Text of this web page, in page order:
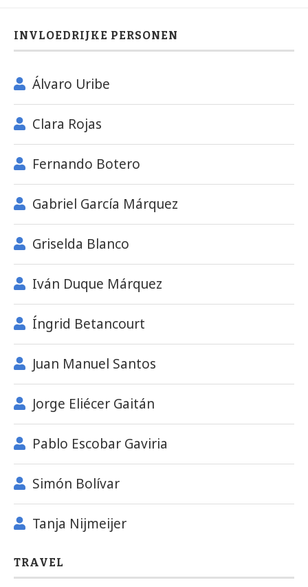
INVLOEDRIJKE PERSONEN
Álvaro Uribe
Clara Rojas
Fernando Botero
Gabriel García Márquez
Griselda Blanco
Iván Duque Márquez
Íngrid Betancourt
Juan Manuel Santos
Jorge Eliécer Gaitán
Pablo Escobar Gaviria
Simón Bolívar
Tanja Nijmeijer
TRAVEL